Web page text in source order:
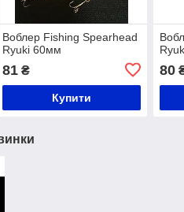
Воблер Fishing Spearhead
Ryuki 60мм
81₴
Купити
80